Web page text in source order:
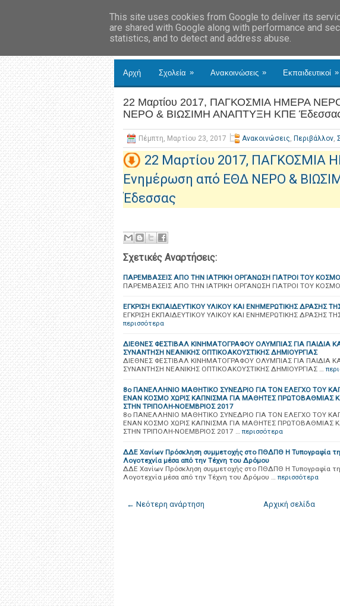
Αρχή Σχολεία » Ανακοινώσεις » Εκπαιδευτικοί »
22 Μαρτίου 2017, ΠΑΓΚΟΣΜΙΑ ΗΜΕΡΑ
ΝΕΡΟ & ΒΙΩΣΙΜΗ ΑΝΑΠΤΥΞΗ ΚΠΕ
Πέμπτη, Μαρτίου 23, 2017 Ανακοινώσεις, Περιβάλλον,
22 Μαρτίου 2017, ΠΑΓΚΟΣΜΙΑ
Ενημέρωση από ΕΘΔ ΝΕΡΟ &
Έδεσσας
Σχετικές Αναρτήσεις:
ΠΑΡΕΜΒΑΣΕΙΣ ΑΠΟ ΤΗΝ ΙΑΤΡΙΚΗ ΟΡΓΑΝΩΣΗ ΓΙΑΤΡΟΙ ΤΟΥ
ΠΑΡΕΜΒΑΣΕΙΣ ΑΠΟ ΤΗΝ ΙΑΤΡΙΚΗ ΟΡΓΑΝΩΣΗ ΓΙΑΤΡΟΙ ΤΟΥ
ΕΓΚΡΙΣΗ ΕΚΠΑΙΔΕΥΤΙΚΟΥ ΥΛΙΚΟΥ ΚΑΙ ΕΝΗΜΕΡΩΤΙΚΗΣ ΔΡΑΣΗΣ
ΕΓΚΡΙΣΗ ΕΚΠΑΙΔΕΥΤΙΚΟΥ ΥΛΙΚΟΥ ΚΑΙ ΕΝΗΜΕΡΩΤΙΚΗΣ ΔΡΑΣΗΣ
περισσότερα
ΔΙΕΘΝΕΣ ΦΕΣΤΙΒΑΛ ΚΙΝΗΜΑΤΟΓΡΑΦΟΥ ΟΛΥΜΠΙΑΣ ΓΙΑ ΠΑΙΔΙΑ
ΣΥΝΑΝΤΗΣΗ ΝΕΑΝΙΚΗΣ ΟΠΤΙΚΟΑΚΟΥΣΤΙΚΗΣ ΔΗΜΙΟΥΡΓΙΑΣ
ΔΙΕΘΝΕΣ ΦΕΣΤΙΒΑΛ ΚΙΝΗΜΑΤΟΓΡΑΦΟΥ ΟΛΥΜΠΙΑΣ ΓΙΑ ΠΑΙΔΙΑ
ΣΥΝΑΝΤΗΣΗ ΝΕΑΝΙΚΗΣ ΟΠΤΙΚΟΑΚΟΥΣΤΙΚΗΣ ΔΗΜΙΟΥΡΓΙΑΣ …
8ο ΠΑΝΕΛΛΗΝΙΟ ΜΑΘΗΤΙΚΟ ΣΥΝΕΔΡΙΟ ΓΙΑ ΤΟΝ ΕΛΕΓΧΟ ΤΟΥ
ΕΝΑΝ ΚΟΣΜΟ ΧΩΡΙΣ ΚΑΠΝΙΣΜΑ ΓΙΑ ΜΑΘΗΤΕΣ ΠΡΩΤΟΒΑΘΜΙΑΣ
ΣΤΗΝ ΤΡΙΠΟΛΗ-ΝΟΕΜΒΡΙΟΣ 2017
8ο ΠΑΝΕΛΛΗΝΙΟ ΜΑΘΗΤΙΚΟ ΣΥΝΕΔΡΙΟ ΓΙΑ ΤΟΝ ΕΛΕΓΧΟ ΤΟΥ
ΕΝΑΝ ΚΟΣΜΟ ΧΩΡΙΣ ΚΑΠΝΙΣΜΑ ΓΙΑ ΜΑΘΗΤΕΣ ΠΡΩΤΟΒΑΘΜΙΑΣ
ΣΤΗΝ ΤΡΙΠΟΛΗ-ΝΟΕΜΒΡΙΟΣ 2017 … περισσότερα
ΔΔΕ Χανίων Πρόσκληση συμμετοχής στο ΠΘΔΠΘ Η Τυπογραφία
Λογοτεχνία μέσα από την Τέχνη του Δρόμου
ΔΔΕ Χανίων Πρόσκληση συμμετοχής στο ΠΘΔΠΘ Η Τυπογραφία
Λογοτεχνία μέσα από την Τέχνη του Δρόμου … περισσότερα
← Νεότερη ανάρτηση Αρχική σελίδα
This site uses cookies from Google to deliver its
are shared with Google along with performance and
statistics, and to detect and address abuse.